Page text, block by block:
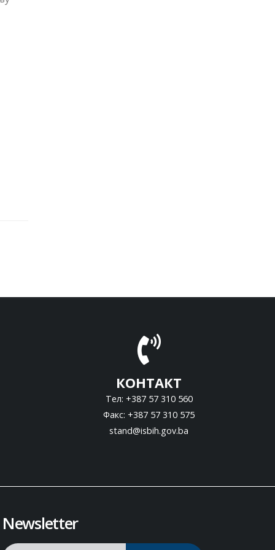
КОНТАКТ
Тел: +387 57 310 560
Факс: +387 57 310 575
stand@isbih.gov.ba
Newsletter